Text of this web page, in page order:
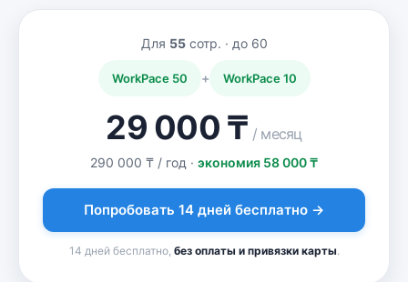
Для 55сотр. · до 60
WorkPace 50 + WorkPace 10
29 000 ₸ / месяц
290 000 ₸ / год · экономия 58 000 ₸
Попробовать 14 дней бесплатно →
14 дней бесплатно, без оплаты и привязки карты.